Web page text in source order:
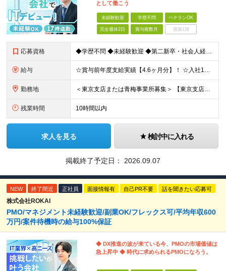
として働こう
未経験歓迎 学歴不問 ベテランOK
完全週休2日 賞与複数月 面接1回
応募資格 ◆学歴不問 ◆未経験歓迎 ◆第二新卒・社会人経験の浅い方も歓迎 日本語でのビジネス文書作成・電話対応が 支障なく行える方であれば大丈夫です◎ ＼IT知識ゼロからスタートOK／ 応募に専門スキルや資
給与 ☆賞与前年度支給実績【4.6ヶ月分】！ ☆入社1年目から【年収400万円】可！ 月給23万5,000円～30万5,000円＋諸手当＋賞与年2回 ※経験・スキルを考慮して決定します。 ※上記には一律
勤務地 ＜東京支店または青梅事業所募集＞ 【東京支店】 東京都千代田区神田東松下町41-1 H1O神田 【青梅事業所】 東京都江東区青海3-2-17 ワールド流通センター内504号室 ※勤務先はご希望を
残業時間 10時間以内
求人を見る 検討中に入れる
掲載終了予定日： 2026.09.07
NEW 終了間近 正社員 面接情報有 自己PR不要 話を聞きたい応募可
株式会社ROKAI
PMO/マネジメント未経験歓迎/副業OK/フレックス可/平均年収600
万円/案件待機時の給与100%保証
◆ DX推進の波が来ている今、PMOの市場価値は
急上昇中 ◆ 時代に求められるPMOになろう。